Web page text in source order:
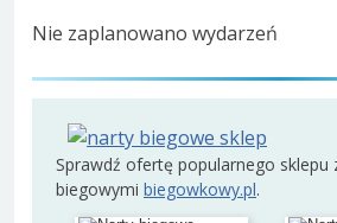
Nie zaplanowano wydarzeń
Sprawdź ofertę popularnego sklepu
biegowymi biegowkowy.pl.